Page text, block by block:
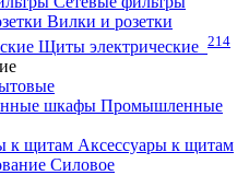
Вилки и розетки
Щиты электрические 214
Промышленные
Аксессуары к щитам
Силовое